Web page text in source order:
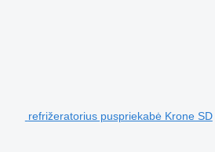
refrižeratorius puspriekabė Krone SD